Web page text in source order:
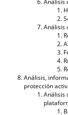
Análisis
Análisis,
protección
Análisis